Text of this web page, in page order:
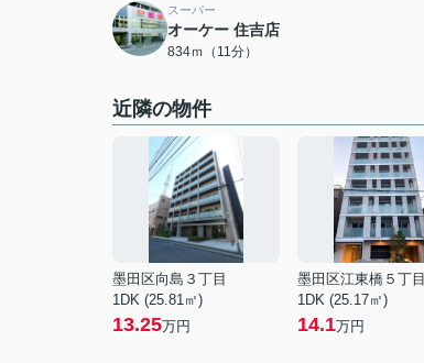
スーパー
オーケー 住吉店
834ｍ（11分）
近隣の物件
墨田区向島３丁目
1DK (25.81㎡)
13.25万円
墨田区江東橋５丁目
1DK (25.17㎡)
14.1万円